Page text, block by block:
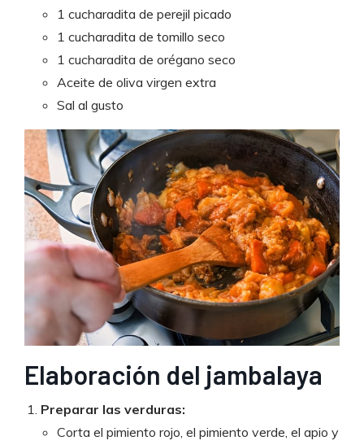
1 cucharadita de perejil picado
1 cucharadita de tomillo seco
1 cucharadita de orégano seco
Aceite de oliva virgen extra
Sal al gusto
Elaboración del jambalaya
Preparar las verduras:
Corta el pimiento rojo, el pimiento verde, el apio y